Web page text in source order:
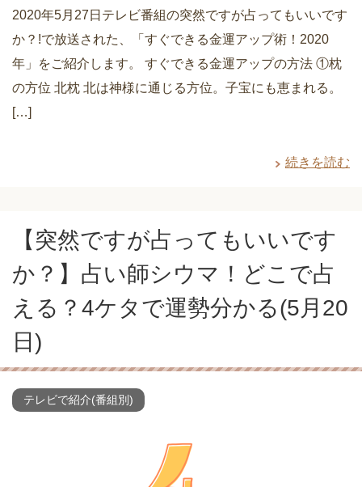
2020年5月27日テレビ番組の突然ですが占ってもいいです
か？!で放送された、「すぐできる金運アップ術！2020
年」をご紹介します。 すぐできる金運アップの方法 ①枕
の方位 北枕 北は神様に通じる方位。子宝にも恵まれる。
[…]
続きを読む
【突然ですが占ってもいいです
か？】占い師シウマ！どこで占
える？4ケタで運勢分かる(5月20
日)
テレビで紹介(番組別)